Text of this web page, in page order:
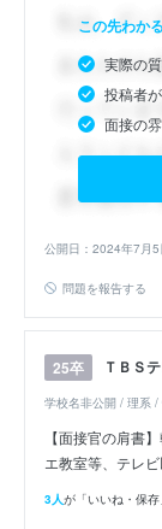
この先わか
実際の
投稿者
面接の
公開日：2024年7月5
問題を報告する
25卒 ＴＢＳ
学校名非公開 / 理系 /
【面接官の肩書
エ教室等、テレ
3人が「いいね・保